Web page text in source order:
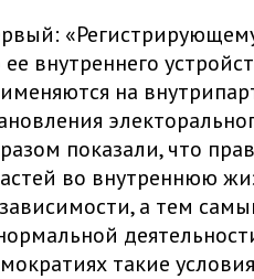
ее внутреннего
на
показали, что
во внутреннюю
а тем
такие